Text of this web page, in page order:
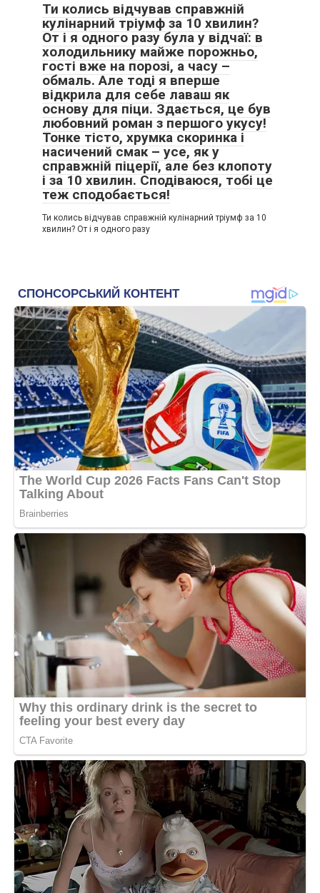
Ти колись відчував справжній
кулінарний тріумф за 10 хвилин?
От і я одного разу була у відчаї: в
холодильнику майже порожньо,
гості вже на порозі, а часу –
обмаль. Але тоді я вперше
відкрила для себе лаваш як
основу для піци. Здається, це був
любовний роман з першого укусу!
Тонке тісто, хрумка скоринка і
насичений смак – усе, як у
справжній піцерії, але без клопоту
і за 10 хвилин. Сподіваюся, тобі це
теж сподобається!
Ти колись відчував справжній кулінарний тріумф за 10
хвилин? От і я одного разу